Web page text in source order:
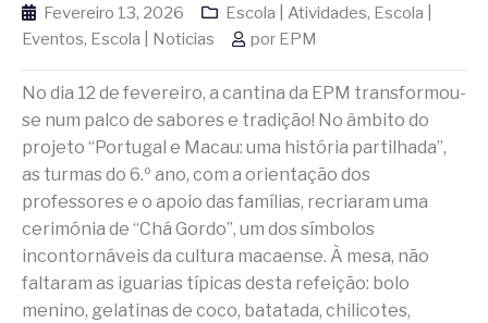
Fevereiro 13, 2026 Escola | Atividades, Escola |
Eventos, Escola | Noticias por EPM
No dia 12 de fevereiro, a cantina da EPM transformou-
se num palco de sabores e tradição! No âmbito do
projeto “Portugal e Macau: uma história partilhada”,
as turmas do 6.º ano, com a orientação dos
professores e o apoio das famílias, recriaram uma
cerimónia de “Chá Gordo”, um dos símbolos
incontornáveis da cultura macaense. À mesa, não
faltaram as iguarias típicas desta refeição: bolo
menino, gelatinas de coco, batatada, chilicotes,